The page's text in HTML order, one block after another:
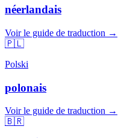
néerlandais
Voir le guide de traduction →
🇵🇱
Polski
polonais
Voir le guide de traduction →
🇧🇷